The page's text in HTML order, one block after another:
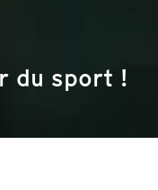
du sport !